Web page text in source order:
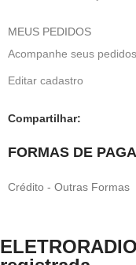
MEUS PEDIDOS
Acompanhe seus pedidos
Editar cadastro
Compartilhar:
FORMAS DE
Crédito - Outras Formas